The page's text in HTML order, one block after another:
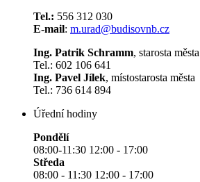
Tel.: 556 312 030
E-mail: m.urad@budisovnb.cz
Ing. Patrik Schramm, starosta města
Tel.: 602 106 641
Ing. Pavel Jílek, místostarosta města
Tel.: 736 614 894
Úřední hodiny
Pondělí
08:00-11:30 12:00 - 17:00
Středa
08:00 - 11:30 12:00 - 17:00